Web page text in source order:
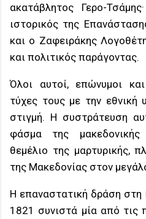
ακατάβλητος Γερο-
ιστορικός της
και ο Ζαφειράκης
και πολιτικός παράγοντας.
Όλοι αυτοί, επώνυμοι
τύχες τους με την
στιγμή. Η συστράτευση
φάσμα της μακεδονικής
θεμέλιο της μαρτυρικής,
της Μακεδονίας στον
Η επαναστατική δράση
1821 συνιστά μία από τις